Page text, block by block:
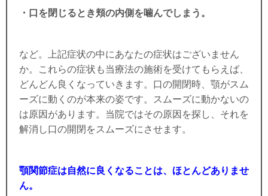
・口を閉じるとき頬の内側を噛んでしまう。
など。上記症状の中にあなたの症状はございません
か。これらの症状も当療法の施術を受けてもらえば、
どんどん良くなっていきます。口の開閉時、顎がスム
ーズに動くのが本来の姿です。スムーズに動かないの
は原因があります。当院ではその原因を探し、それを
解消し口の開閉をスムーズにさせます。
顎関節症は自然に良くなることは、ほとんどありませ
ん。